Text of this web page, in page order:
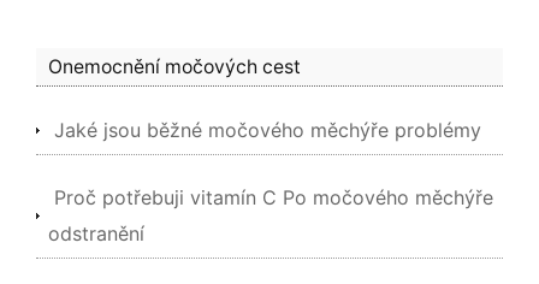
Onemocnění močových cest
Jaké jsou běžné močového měchýře problémy
Proč potřebuji vitamín C Po močového měchýře
odstranění